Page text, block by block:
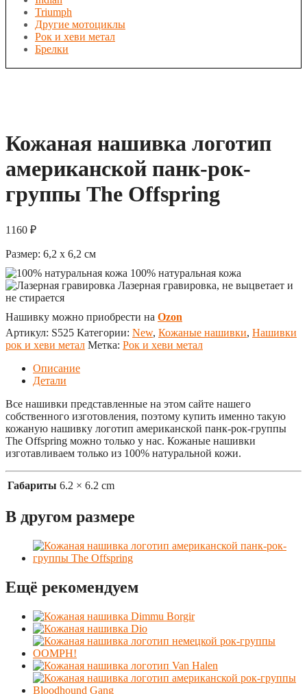
Triumph
Другие мотоциклы
Рок и хеви метал
Брелки
Кожаная нашивка логотип
американской панк-рок-
группы The Offspring
1160 ₽
Размер: 6,2 x 6,2 см
100% натуральная кожа
Лазерная гравировка, не выцветает и
не стирается
Нашивку можно приобрести на Ozon
Артикул: S525 Категории: New, Кожаные нашивки, Нашивки
рок и хеви метал Метка: Рок и хеви метал
Описание
Детали
Все нашивки представленные на этом сайте нашего
собственного изготовления, поэтому купить именно такую
кожаную нашивку логотип американской панк-рок-группы
The Offspring можно только у нас. Кожаные нашивки
изготавливаем только из 100% натуральной кожи.
Габариты 6.2 × 6.2 cm
В другом размере
Ещё рекомендуем